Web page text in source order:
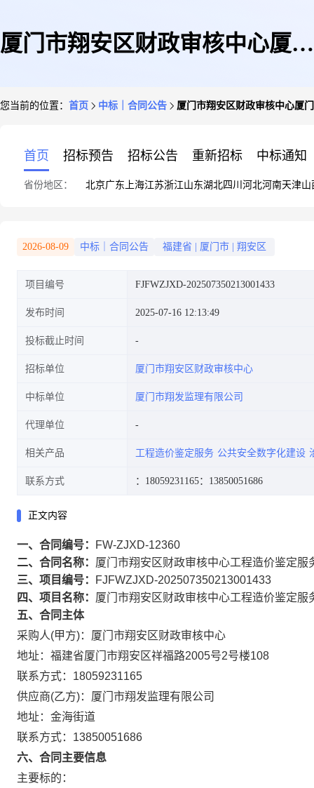
厦门市翔安区财政审核中心厦门
采购合同公告
您当前的位置： 首页 中标｜合同公告 厦门市翔安区财政审核中心厦
首页 招标预告 招标公告 重新招标 中标通知
省份地区： 北京广东 上海江苏浙江山东湖北四川 河北河南天津山
2026-08-09 中标｜合同公告 福建省 厦门市 翔安区
项目编号 FJFWZJXD-202507350213001433
发布时间 2025-07-16 12:13:49
投标截止时间
招标单位 厦门市翔安区财政审核中心
中标单位 厦门市翔发监理有限公司
代理单位
相关产品 工程造价鉴定服务 公共安全数字化建设
联系方式 ：18059231165：13850051686
正文内容
一、合同编号：
FW-ZJXD-12360
二、合同名称： 厦门市翔安区财政审核中心工程造价鉴定服
三、项目编号：
FJFWZJXD-202507350213001433
四、项目名称： 厦门市翔安区财政审核中心工程造价鉴定服
五、合同主体
采购人(甲方)：厦门市翔安区财政审核中心
地址：福建省厦门市翔安区祥福路2005号2号楼108
联系方式：18059231165
供应商(乙方)：厦门市翔发监理有限公司
地址：金海街道
联系方式：13850051686
六、合同主要信息
主要标的：